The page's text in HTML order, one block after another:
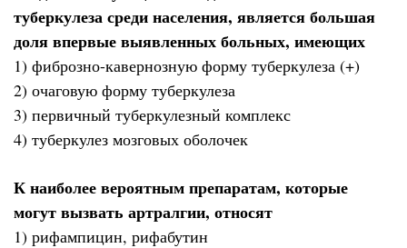
туберкулеза среди населения, является большая
доля впервые выявленных больных, имеющих
1) фиброзно-кавернозную форму туберкулеза (+)
2) очаговую форму туберкулеза
3) первичный туберкулезный комплекс
4) туберкулез мозговых оболочек
К наиболее вероятным препаратам, которые
могут вызвать артралгии, относят
1) рифампицин, рифабутин